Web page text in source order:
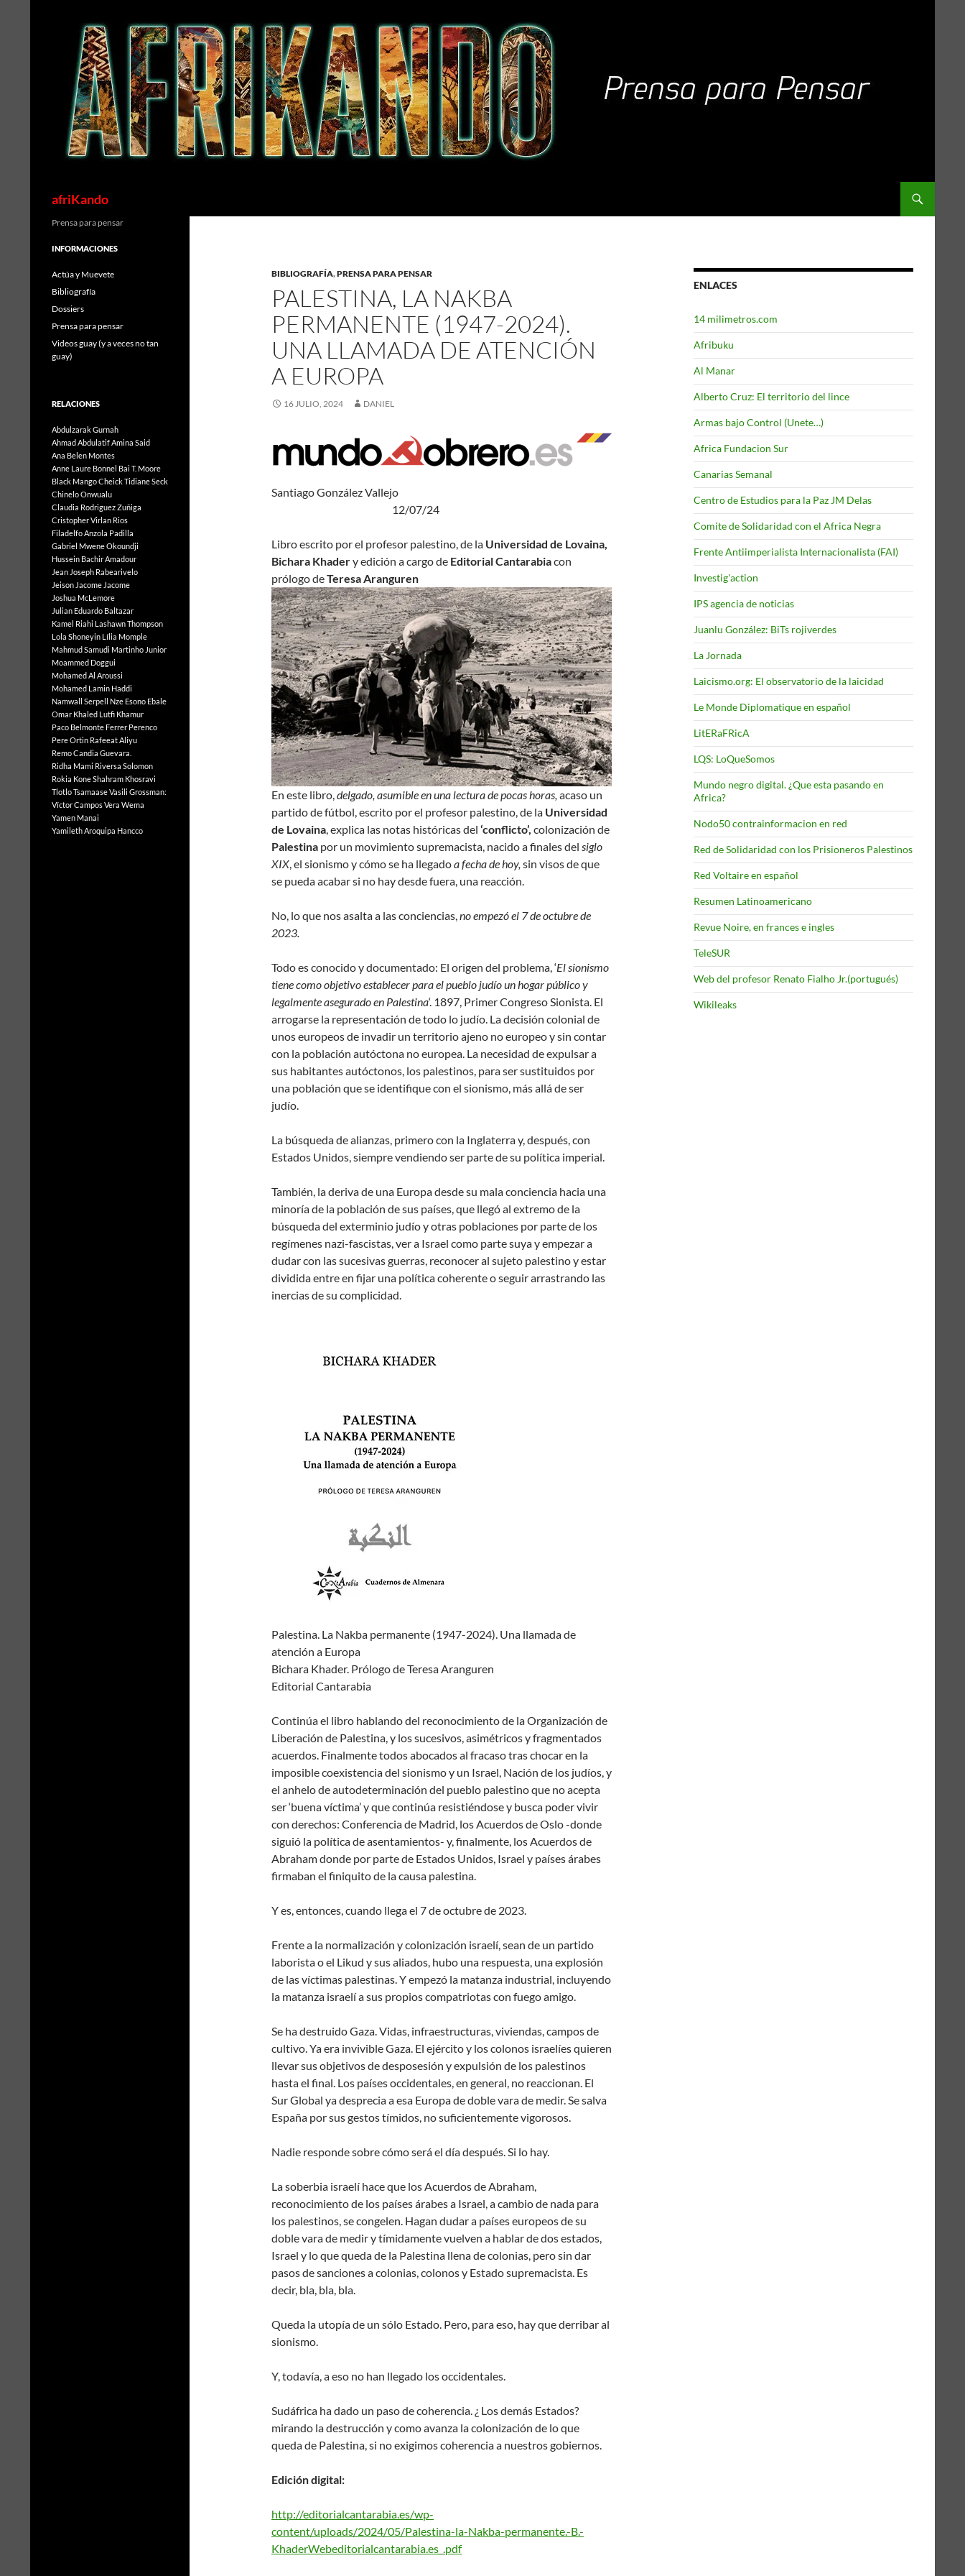
afriKando
BIBLIOGRAFÍA,PRENSA PARA PENSAR
PALESTINA, LA NAKBA
PERMANENTE (1947-2024).
UNA LLAMADA DE ATENCIÓN
A EUROPA
16 JULIO, 2024 DANIEL
Santiago González Vallejo
12/07/24
Libro escrito por el profesor palestino, de la Universidad de Lovaina,
Bichara Khadery edición a cargo de Editorial Cantarabiacon
prólogo deTeresa Aranguren
En este libro, delgado, asumible en una lectura de pocas horas, acaso un
partido de fútbol, escrito por el profesor palestino, de la Universidad
de Lovaina , explica las notas históricas del ‘conflicto’, colonización de
Palestina por un movimiento supremacista, nacido a finales del siglo
XIX , el sionismo y cómo se ha llegadoa fecha de hoy, sin visos de que
se pueda acabar si no hay desde fuera, una reacción.
No, lo que nos asalta a las conciencias, no empezó el 7 de octubre de
2023.
Todo es conocido y documentado: El origen del problema, ‘El sionismo
tiene como objetivo establecer para el pueblo judío un hogar público y
legalmente asegurado en Palestina‘. 1897, Primer Congreso Sionista. El
arrogarse la representación de todo lo judío. La decisión colonial de
unos europeos de invadir un territorio ajeno no europeo y sin contar
con la población autóctona no europea. La necesidad de expulsar a
sus habitantes autóctonos, los palestinos, para ser sustituidos por
una población que se identifique con el sionismo, más allá de ser
judío.
La búsqueda de alianzas, primero con la Inglaterra y, después, con
Estados Unidos, siempre vendiendo ser parte de su política imperial.
También, la deriva de una Europa desde su mala conciencia hacia una
minoría de la población de sus países, que llegó al extremo de la
búsqueda del exterminio judío y otras poblaciones por parte de los
regímenes nazi-fascistas, ver a Israel como parte suya y empezar a
dudar con las sucesivas guerras, reconocer al sujeto palestino y estar
dividida entre en fijar una política coherente o seguir arrastrando las
inercias de su complicidad.
Palestina. La Nakba permanente (1947-2024). Una llamada de
atención a Europa
Bichara Khader. Prólogo de Teresa Aranguren
Editorial Cantarabia
Continúa el libro hablando del reconocimiento de la Organización de
Liberación de Palestina, y los sucesivos, asimétricos y fragmentados
acuerdos. Finalmente todos abocados al fracaso tras chocar en la
imposible coexistencia del sionismo y un Israel, Nación de los judíos, y
el anhelo de autodeterminación del pueblo palestino que no acepta
ser ‘buena víctima’ y que continúa resistiéndose y busca poder vivir
con derechos: Conferencia de Madrid, los Acuerdos de Oslo -donde
siguió la política de asentamientos- y, finalmente, los Acuerdos de
Abraham donde por parte de Estados Unidos, Israel y países árabes
firmaban el finiquito de la causa palestina.
Y es, entonces, cuando llega el 7 de octubre de 2023.
Frente a la normalización y colonización israelí, sean de un partido
laborista o el Likud y sus aliados, hubo una respuesta, una explosión
de las víctimas palestinas. Y empezó la matanza industrial, incluyendo
la matanza israelí a sus propios compatriotas con fuego amigo.
Se ha destruido Gaza. Vidas, infraestructuras, viviendas, campos de
cultivo. Ya era invivible Gaza. El ejército y los colonos israelíes quieren
llevar sus objetivos de desposesión y expulsión de los palestinos
hasta el final. Los países occidentales, en general, no reaccionan. El
Sur Global ya desprecia a esa Europa de doble vara de medir. Se salva
España por sus gestos tímidos, no suficientemente vigorosos.
Nadie responde sobre cómo será el día después. Si lo hay.
La soberbia israelí hace que los Acuerdos de Abraham,
reconocimiento de los países árabes a Israel, a cambio de nada para
los palestinos, se congelen. Hagan dudar a países europeos de su
doble vara de medir y tímidamente vuelven a hablar de dos estados,
Israel y lo que queda de la Palestina llena de colonias, pero sin dar
pasos de sanciones a colonias, colonos y Estado supremacista. Es
decir, bla, bla, bla.
Queda la utopía de un sólo Estado. Pero, para eso, hay que derribar al
sionismo.
Y, todavía, a eso no han llegado los occidentales.
Sudáfrica ha dado un paso de coherencia. ¿ Los demás Estados?
mirando la destrucción y como avanza la colonización de lo que
queda de Palestina, si no exigimos coherencia a nuestros gobiernos.
Edición digital:
http://editorialcantarabia.es/wp-
content/uploads/2024/05/Palestina-la-Nakba-permanente.-B.-
KhaderWebeditorialcantarabia.es_.pdf
ENLACES
14 milimetros.com
Afribuku
Al Manar
Alberto Cruz: El territorio del lince
Armas bajo Control (Unete…)
Africa Fundacion Sur
Canarias Semanal
Centro de Estudios para la Paz JM Delas
Comite de Solidaridad con el Africa Negra
Frente Antiimperialista Internacionalista (FAI)
Investig'action
IPS agencia de noticias
Juanlu González: BiTs rojiverdes
La Jornada
Laicismo.org: El observatorio de la laicidad
Le Monde Diplomatique en español
LitERaFRicA
LQS: LoQueSomos
Mundo negro digital. ¿Que esta pasando en
Africa?
Nodo50 contrainformacion en red
Red de Solidaridad con los Prisioneros Palestinos
Red Voltaire en español
Resumen Latinoamericano
Revue Noire, en frances e ingles
TeleSUR
Web del profesor Renato Fialho Jr.(portugués)
Wikileaks
Prensa para pensar
INFORMACIONES
Actúa y Muevete
Bibliografía
Dossiers
Prensa para pensar
Videos guay (y a veces no tan
guay)
RELACIONES
Abdulzarak Gurnah
Ahmad AbdulatifAmina Said
Ana Belen Montes
Anne Laure Bonnel Bai T. Moore
Black MangoCheick Tidiane Seck
Chinelo Onwualu
Claudia Rodriguez Zuñiga
Cristopher Virlan Rios
Filadelfo Anzola Padilla
Gabriel Mwene Okoundji
Hussein Bachir Amadour
Jean Joseph Rabearivelo
Jeison Jacome Jacome
Joshua McLemore
Julian Eduardo Baltazar
Kamel Riahi Lashawn Thompson
Lola Shoneyin Lília Momple
Mahmud Samudi Martinho Junior
Moammed Doggui
Mohamed Al Aroussi
Mohamed Lamin Haddi
Namwall Serpell Nze Esono Ebale
Omar Khaled Lutfi Khamur
Paco Belmonte Ferrer Perenco
Pere Ortin Rafeeat Aliyu
Remo Candia Guevara.
Ridha Mami Riversa Solomon
Rokia KoneShahram Khosravi
Tlotlo TsamaaseVasili Grossman:
Víctor Campos Vera Wema
Yamen Manai
Yamileth Aroquipa Hancco